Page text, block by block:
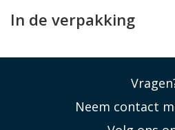
Lees
In de verpakking
Neem contact